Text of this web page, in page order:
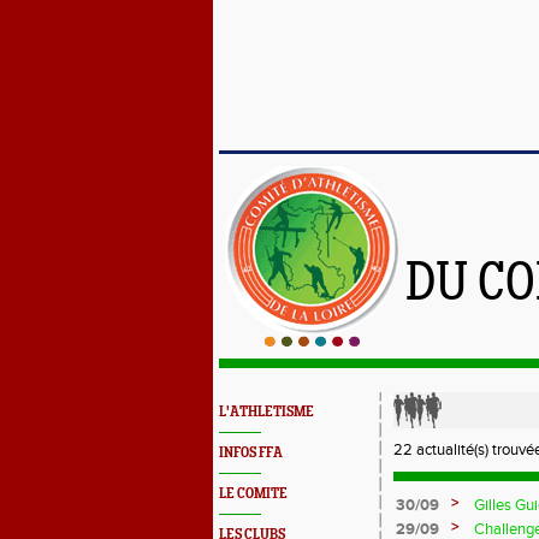
DU
L'ATHLETISME
INFOS FFA
LE COMITE
LES CLUBS
22 actualité(s)
30/09 >
Gilles
29/09
>